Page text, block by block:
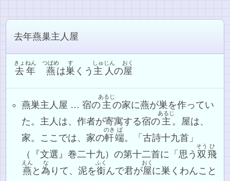
去年燕巢主人屋
去年
きょねん
燕
つばめ
は巣
す
くう 主人
しゅじん
の屋
おく
燕巣主人屋 … 宿の 主
あるじ
の家に燕が巣を作ってい
た。主人は、作者が寄寓する宿の 主
あるじ
。屋は、
家。ここでは、家の軒
のき
端
ば
。「古詩十九首」
（『文選』巻二十九）の第十二首に「思う 双
そう
飛
ひ
燕
えん
と為
な
りて、泥を銜
ふく
んで君が屋
おく
に巣くわんこと